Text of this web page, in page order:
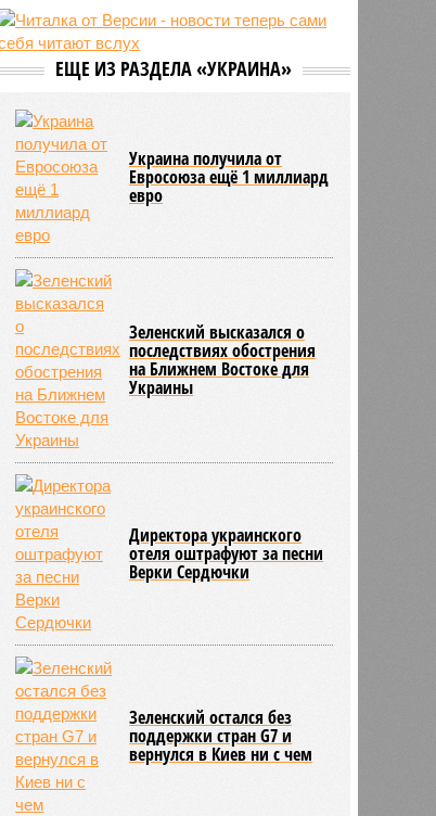
экономики Финляндии
06/08
Минобрнауки осенью примет
решение о правилах приёма на
ЕЩЕ ИЗ РАЗДЕЛА «УКРАИНА»
Украина получила от
Евросоюза ещё 1 миллиард
евро
Зеленский высказался о
последствиях обострения
на Ближнем Востоке для
Украины
Директора украинского
отеля оштрафуют за песни
Верки Сердючки
Зеленский остался без
поддержки стран G7 и
вернулся в Киев ни с чем